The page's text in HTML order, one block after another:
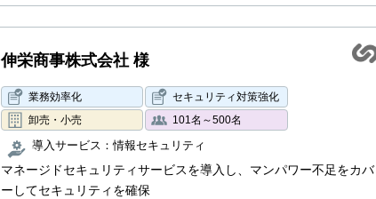
伸栄商事株式会社 様
業務効率化
セキュリティ対策強化
卸売・小売
101名～500名
導入サービス：情報セキュリティ
マネージドセキュリティサービスを導入し、マンパワー不足をカバ
ーしてセキュリティを確保